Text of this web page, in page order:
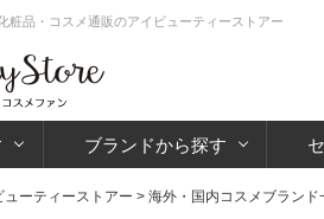
粧品・コスメ通販のアイビューティーストアー
ブランドから探す
ーティーストアー > 海外・国内コスメブランド